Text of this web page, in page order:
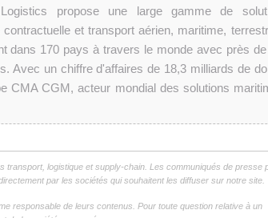
propose une large gamme de
et transport aérien, maritime,
dans 170 pays à travers le monde avec près de
Avec un chiffre d'affaires de 18,3 milliards de
CMA CGM, acteur mondial des solutions
transport, logistique et supply-chain. Les communiqués de presse
par les sociétés qui souhaitent les diffuser sur notre site.
responsable de leurs contenus. Pour toute question relative à un